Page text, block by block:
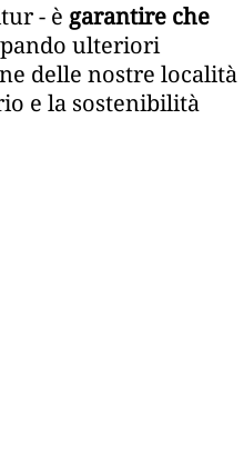
- è garantire che
ulteriori
delle nostre località
e la sostenibilità